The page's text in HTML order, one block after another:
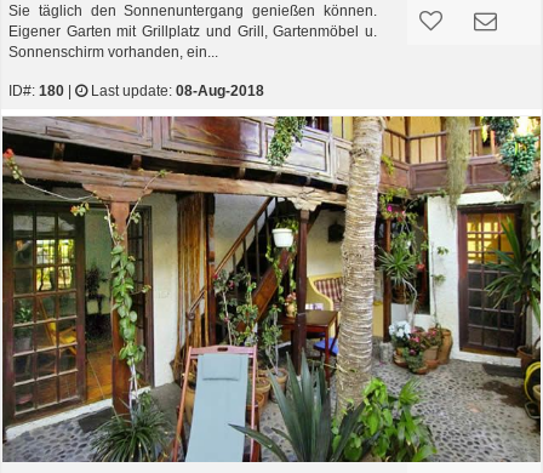
Sie täglich den Sonnenuntergang genießen können.
Eigener Garten mit Grillplatz und Grill, Gartenmöbel u.
Sonnenschirm vorhanden, ein...
ID#: 180 | Last update: 08-Aug-2018